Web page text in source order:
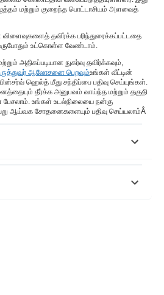
மற்றும் குறைந்த பொட்டாசியம் அளவைத்
தவிர்க்க பரிந்துரைக்கப்பட்டதை
உட்கொள்ள வேண்டாம்.
அதிகப்படியான நுகர்வு தவிர்க்கவும்,
ஆலோசனை பெறவும்உங்கள் வீட்டின்
ஹெல்த் மீது சந்திப்பை பதிவு செய்யுங்கள்.
தீர்க்க அனுபவம் வாய்ந்த மற்றும் தகுதி
பேசலாம். உங்கள் உடல்நிலையை நன்கு
ஆய்வக சோதனைகளையும் பதிவு செய்யலாம்Â